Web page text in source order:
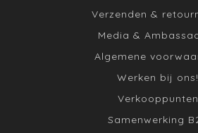
Verzenden &
Media &
Algemene
Werken bij ons!
Verkooppunten
Samenwerking